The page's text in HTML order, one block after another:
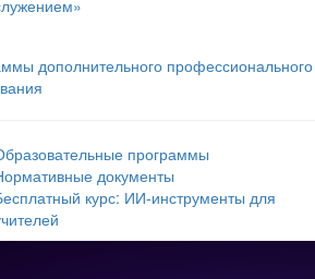
дополнительного профессионального
программы
документы
курс: ИИ‑инструменты для